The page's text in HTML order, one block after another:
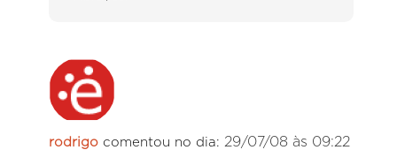
rodrigo comentou no dia: 29/07/08 às 09:22